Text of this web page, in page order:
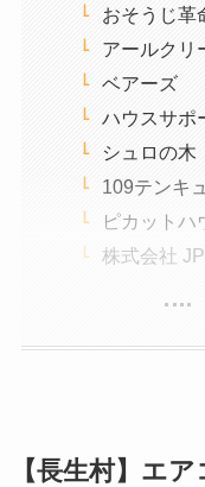
おそうじ革
アールクリ
ベアーズ
ハウスサポ
シュロの木
109テンキ
ピカットハ
株式会社
【長生村】エ